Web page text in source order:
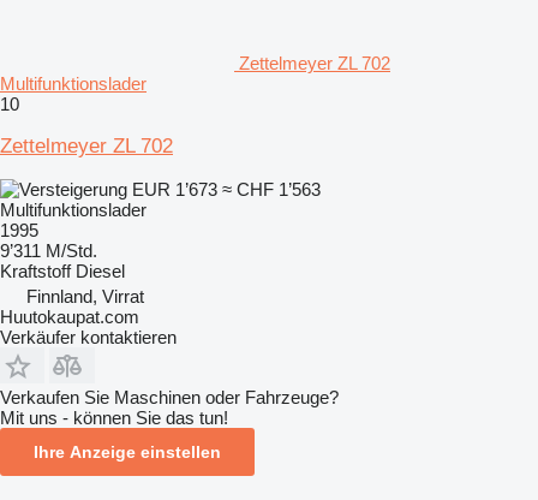
Zettelmeyer ZL 702
Multifunktionslader
10
Zettelmeyer ZL 702
EUR 1’673 ≈ CHF 1’563
Multifunktionslader
1995
9’311 M/Std.
Kraftstoff Diesel
Finnland, Virrat
Huutokaupat.com
Verkäufer kontaktieren
Verkaufen Sie Maschinen oder Fahrzeuge?
Mit uns - können Sie das tun!
Ihre Anzeige einstellen